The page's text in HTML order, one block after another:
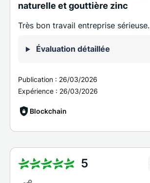
naturelle et gouttière zinc
Très bon travail entreprise sérieuse.
Évaluation détaillée
Publication : 26/03/2026
Expérience : 26/03/2026
Blockchain
5